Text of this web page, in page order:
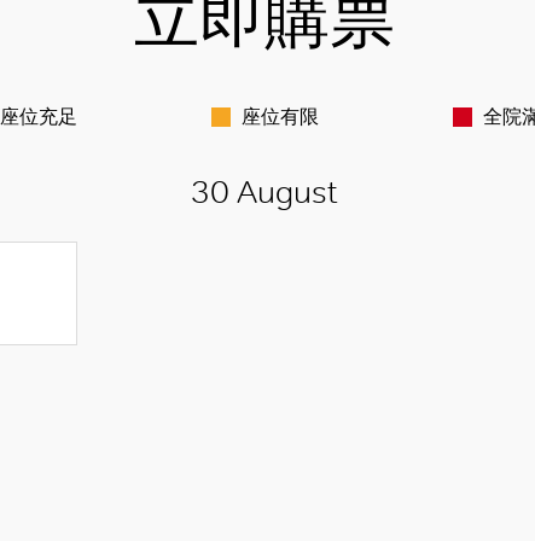
立即購票
座位充足 座位有限 全院
30 August